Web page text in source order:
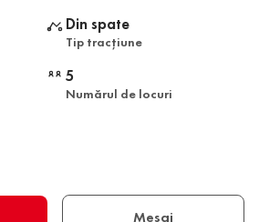
Din spate
Tip tracțiune
5
Numărul de locuri
Mesaj